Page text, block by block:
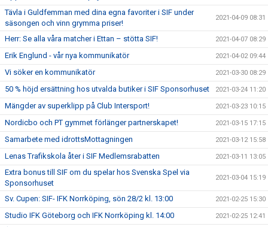
Tävla i Guldfemman med dina egna favoriter i SIF under
säsongen och vinn grymma priser!
2021-04-09 08:31
Herr: Se alla våra matcher i Ettan – stötta SIF! 2021-04-07 08:29
Erik Englund - vår nya kommunikatör 2021-04-02 09:44
Vi söker en kommunikatör 2021-03-30 08:29
50 % höjd ersättning hos utvalda butiker i SIF Sponsorhuset 2021-03-24 11:20
Mängder av superklipp på Club Intersport! 2021-03-23 10:15
Nordicbo och PT gymmet förlänger partnerskapet! 2021-03-15 17:15
Samarbete med idrottsMottagningen 2021-03-12 15:58
Lenas Trafikskola åter i SIF Medlemsrabatten 2021-03-11 13:05
Extra bonus till SIF om du spelar hos Svenska Spel via
Sponsorhuset
2021-03-04 15:19
Sv. Cupen: SIF- IFK Norrköping, sön 28/2 kl. 13:00 2021-02-25 15:30
Studio IFK Göteborg och IFK Norrköping kl. 14:00 2021-02-25 12:41